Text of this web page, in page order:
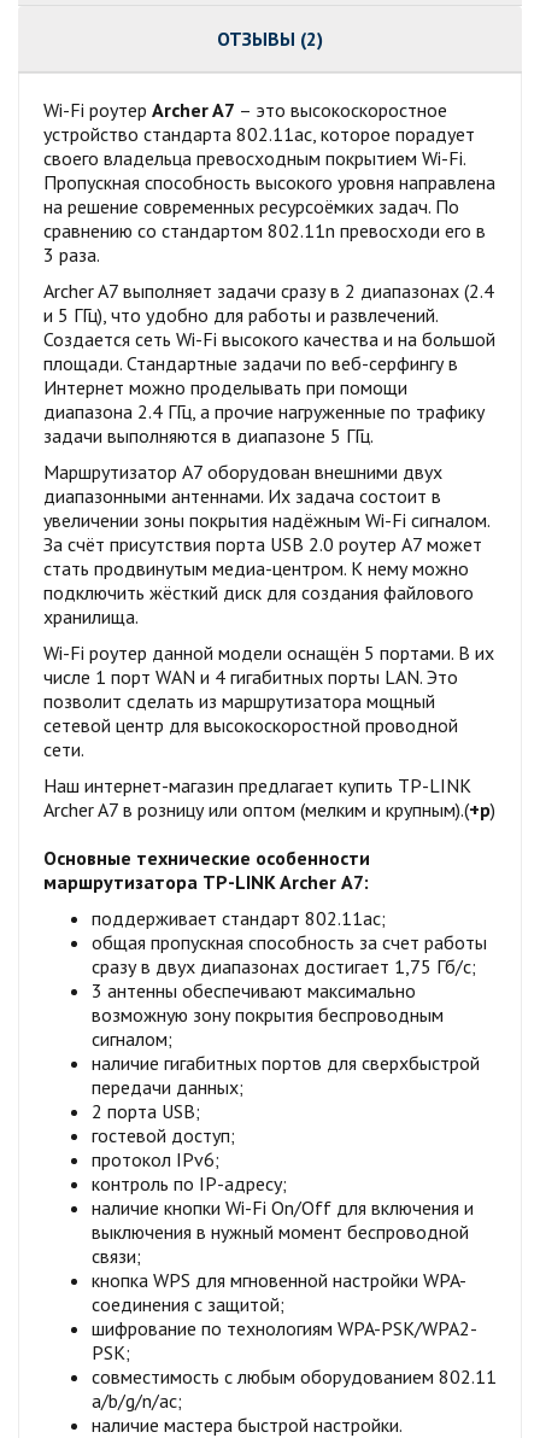
ОТЗЫВЫ (2)
Wi-Fi роутер Archer A7 – это высокоскоростное
устройство стандарта 802.11ac, которое порадует
своего владельца превосходным покрытием Wi-Fi.
Пропускная способность высокого уровня направлена
на решение современных ресурсоёмких задач. По
сравнению со стандартом 802.11n превосходи его в
3 раза.
Archer A7 выполняет задачи сразу в 2 диапазонах (2.4
и 5 ГГц), что удобно для работы и развлечений.
Создается сеть Wi-Fi высокого качества и на большой
площади. Стандартные задачи по веб-серфингу в
Интернет можно проделывать при помощи
диапазона 2.4 ГГц, а прочие нагруженные по трафику
задачи выполняются в диапазоне 5 ГГц.
Маршрутизатор A7 оборудован внешними двух
диапазонными антеннами. Их задача состоит в
увеличении зоны покрытия надёжным Wi-Fi сигналом.
За счёт присутствия порта USB 2.0 роутер A7 может
стать продвинутым медиа-центром. К нему можно
подключить жёсткий диск для создания файлового
хранилища.
Wi-Fi роутер данной модели оснащён 5 портами. В их
числе 1 порт WAN и 4 гигабитных порты LAN. Это
позволит сделать из маршрутизатора мощный
сетевой центр для высокоскоростной проводной
сети.
Наш интернет-магазин предлагает купить TP-LINK
Archer A7 в розницу или оптом (мелким и крупным).(+р)
Основные технические особенности
маршрутизатора TP-LINK Archer А7:
поддерживает стандарт 802.11ac;
общая пропускная способность за счет работы
сразу в двух диапазонах достигает 1,75 Гб/с;
3 антенны обеспечивают максимально
возможную зону покрытия беспроводным
сигналом;
наличие гигабитных портов для сверхбыстрой
передачи данных;
2 порта USB;
гостевой доступ;
протокол IPv6;
контроль по IP-адресу;
наличие кнопки Wi-Fi On/Off для включения и
выключения в нужный момент беспроводной
связи;
кнопка WPS для мгновенной настройки WPA-
соединения с защитой;
шифрование по технологиям WPA-PSK/WPA2-
PSK;
совместимость с любым оборудованием 802.11
a/b/g/n/ac;
наличие мастера быстрой настройки.